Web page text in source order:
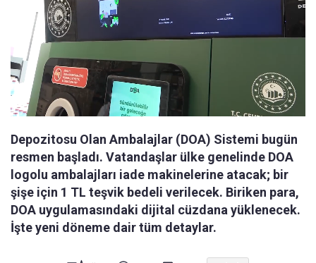
Depozitosu Olan Ambalajlar (DOA) Sistemi bugün
resmen başladı. Vatandaşlar ülke genelinde DOA
logolu ambalajları iade makinelerine atacak; bir
şişe için 1 TL teşvik bedeli verilecek. Biriken para,
DOA uygulamasındaki dijital cüzdana yüklenecek.
İşte yeni döneme dair tüm detaylar.